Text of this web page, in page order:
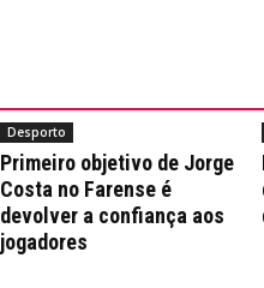
Desporto
Primeiro objetivo de Jorge
Costa no Farense é
devolver a confiança aos
jogadores